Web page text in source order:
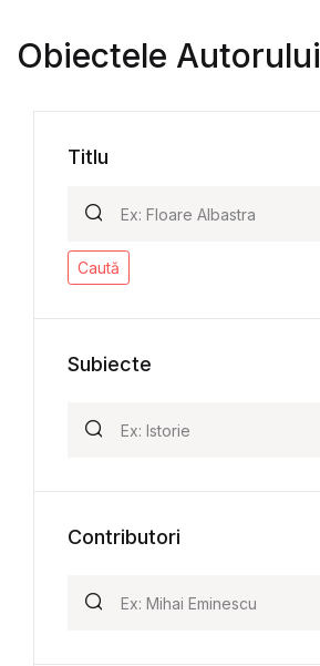
Obiectele Autorului
Titlu
Caută
Subiecte
Contributori